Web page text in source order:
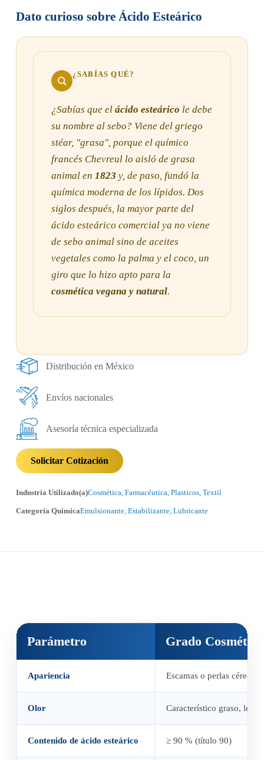
Dato curioso sobre Ácido Esteárico
¿SABÍAS QUÉ?
¿Sabías que el ácido esteárico le debe
su nombre al sebo? Viene del griego
stéar, "grasa", porque el químico
francés Chevreul lo aisló de grasa
animal en 1823 y, de paso, fundó la
química moderna de los lípidos. Dos
siglos después, la mayor parte del
ácido esteárico comercial ya no viene
de sebo animal sino de aceites
vegetales como la palma y el coco, un
giro que lo hizo apto para la
cosmética vegana y natural.
Distribución en México
Envíos nacionales
Asesoría técnica especializada
Solicitar Cotización
Industria Utilizado(a)Cosmética, Farmacéutica, Plasticos, Textil
Categoría QuímicaEmulsionante, Estabilizante, Lubricante
Parámetro Grado
Apariencia Escamas o perlas céreas,
Olor Característico graso, leve
Contenido de ácido esteárico ≥ 90 % (título 90)